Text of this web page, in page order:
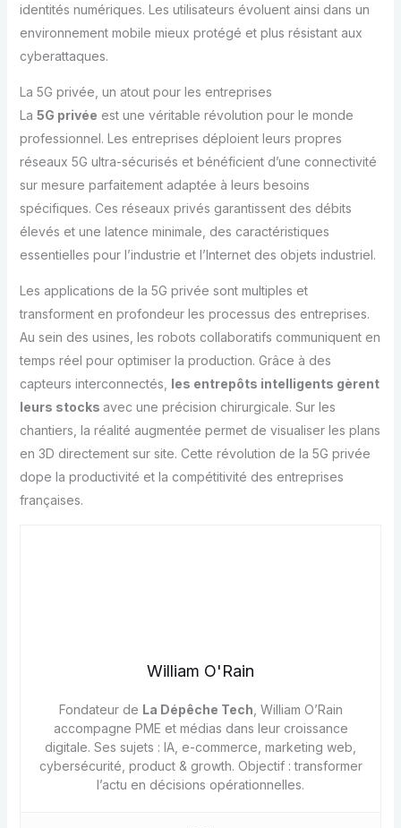
identités numériques. Les utilisateurs évoluent ainsi dans un
environnement mobile mieux protégé et plus résistant aux
cyberattaques.
La 5G privée, un atout pour les entreprises
La 5G privée est une véritable révolution pour le monde
professionnel. Les entreprises déploient leurs propres
réseaux 5G ultra-sécurisés et bénéficient d’une connectivité
sur mesure parfaitement adaptée à leurs besoins
spécifiques. Ces réseaux privés garantissent des débits
élevés et une latence minimale, des caractéristiques
essentielles pour l’industrie et l’Internet des objets industriel.
Les applications de la 5G privée sont multiples et
transforment en profondeur les processus des entreprises.
Au sein des usines, les robots collaboratifs communiquent en
temps réel pour optimiser la production. Grâce à des
capteurs interconnectés, les entrepôts intelligents gèrent
leurs stocks avec une précision chirurgicale. Sur les
chantiers, la réalité augmentée permet de visualiser les plans
en 3D directement sur site. Cette révolution de la 5G privée
dope la productivité et la compétitivité des entreprises
françaises.
William O'Rain
Fondateur de La Dépêche Tech , William O’Rain
accompagne PME et médias dans leur croissance
digitale. Ses sujets : IA, e-commerce, marketing web,
cybersécurité, product & growth. Objectif : transformer
l’actu en décisions opérationnelles.